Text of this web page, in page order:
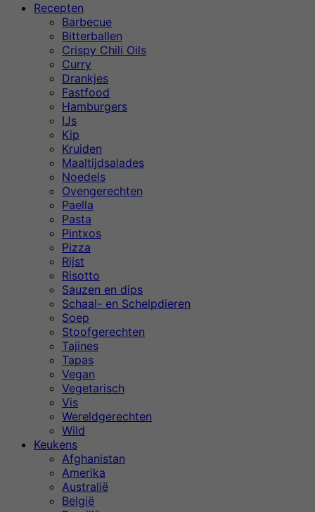
Recepten
Barbecue
Bitterballen
Crispy Chili Oils
Curry
Drankjes
Fastfood
Hamburgers
IJs
Kip
Kruiden
Maaltijdsalades
Noedels
Ovengerechten
Paella
Pasta
Pintxos
Pizza
Rijst
Risotto
Sauzen en dips
Schaal- en Schelpdieren
Soep
Stoofgerechten
Tajines
Tapas
Vegan
Vegetarisch
Vis
Wereldgerechten
Wild
Keukens
Afghanistan
Amerika
Australië
België